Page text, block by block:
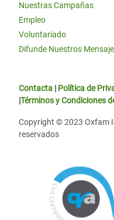
Nuestras Campañas
Empleo
Voluntariado
Difunde Nuestros
Contacta | Política de
|Términos y Condiciones
Copyright © 2023 Oxfam
reservados